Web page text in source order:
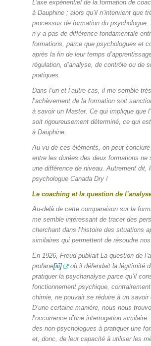
L’axe expérientiel de la formation de
à Dauphine ; alors qu’il n’intervient que
processus de formation du
n’y a pas de différence fondamentale
formations, parce que psychologues et
après la fin de leur temps
régulation, d’analyse, de contrôle ou de
pratiques.
Dans l’un et l’autre cas, il me semble
l’achèvement de la formation soit
à savoir un Master. Ce qui implique que
soit rigoureusement déterminé, ce qui
à Dauphine.
Au vu de ces éléments, on peut
entre les durées des deux formations ne
une différence de niveau. Autrement dit,
psychologue Canada Dry !
Le coaching et la question de
Au-delà de cette comparaison sur la
me semble intéressant de tracer des
cherchant dans l’histoire des situations
similaires qui permettent de résoudre
En 1926, Freud publiait La question de
profane[iii]
où il défendait la légitimité
pratiquer la psychanalyse parce qu’il
fonctionnement psychique,
chimie, ne pouvait se réduire à un
D’une certaine manière, nous nous
l’occurrence d’une interrogation
des non-psychologues à pratiquer une
et, donc, de leur capacité à utiliser les